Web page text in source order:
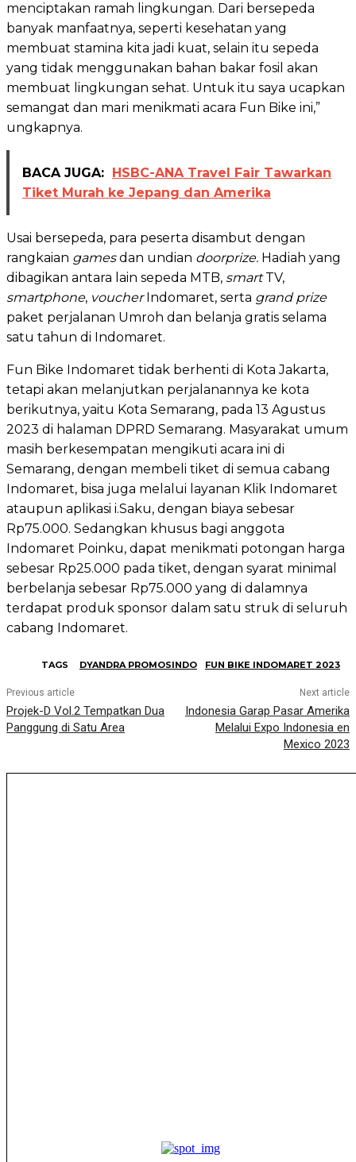
menciptakan ramah lingkungan. Dari bersepeda
banyak manfaatnya, seperti kesehatan yang
membuat stamina kita jadi kuat, selain itu sepeda
yang tidak menggunakan bahan bakar fosil akan
membuat lingkungan sehat. Untuk itu saya ucapkan
semangat dan mari menikmati acara Fun Bike ini,”
ungkapnya.
BACA JUGA: HSBC-ANA Travel Fair Tawarkan
Tiket Murah ke Jepang dan Amerika
Usai bersepeda, para peserta disambut dengan
rangkaian gamesdan undian doorprize. Hadiah yang
dibagikan antara lain sepeda MTB, smartTV,
smartphone, voucherIndomaret, serta grand prize
paket perjalanan Umroh dan belanja gratis selama
satu tahun di Indomaret.
Fun Bike Indomaret tidak berhenti di Kota Jakarta,
tetapi akan melanjutkan perjalanannya ke kota
berikutnya, yaitu Kota Semarang, pada 13 Agustus
2023 di halaman DPRD Semarang. Masyarakat umum
masih berkesempatan mengikuti acara ini di
Semarang, dengan membeli tiket di semua cabang
Indomaret, bisa juga melalui layanan Klik Indomaret
ataupun aplikasi i.Saku, dengan biaya sebesar
Rp75.000. Sedangkan khusus bagi anggota
Indomaret Poinku, dapat menikmati potongan harga
sebesar Rp25.000 pada tiket, dengan syarat minimal
berbelanja sebesar Rp75.000 yang di dalamnya
terdapat produk sponsor dalam satu struk di seluruh
cabang Indomaret.
TAGS DYANDRA PROMOSINDO FUN BIKE INDOMARET 2023
Previous article
Projek-D Vol.2 Tempatkan Dua
Panggung di Satu Area
Next article
Indonesia Garap Pasar Amerika
Melalui Expo Indonesia en
Mexico 2023